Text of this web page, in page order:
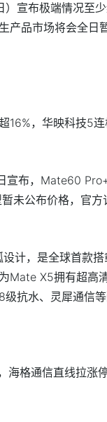
宣布极端情况至少
产品市场将会全日
16%，华映科技5
宣布，Mate60
未公布价格，官
计，是全球首款
Mate X5拥有超高
抗水、灵犀通信等
海格通信直线拉涨